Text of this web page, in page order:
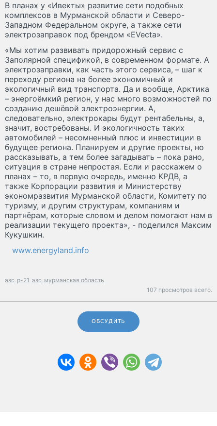
В планах у «Ивекты» развитие сети подобных
комплексов в Мурманской области и Северо-
Западном Федеральном округе, а также сети
электрозаправок под брендом «EVecta».
«Мы хотим развивать придорожный сервис с
Заполярной спецификой, в современном формате. А
электрозаправки, как часть этого сервиса, – шаг к
переходу региона на более экономичный и
экологичный вид транспорта. Да и вообще, Арктика
– энергоёмкий регион, у нас много возможностей по
созданию дешёвой электроэнергии. А,
следовательно, электрокары будут рентабельны, а,
значит, востребованы. И экологичность таких
автомобилей – несомненный плюс и инвестиции в
будущее региона. Планируем и другие проекты, но
рассказывать, а тем более загадывать – пока рано,
ситуация в стране непростая. Если и расскажем о
планах – то, в первую очередь, именно КРДВ, а
также Корпорации развития и Министерству
экономразвития Мурманской области, Комитету по
туризму, и другим структурам, компаниям и
партнёрам, которые словом и делом помогают нам в
реализации текущего проекта», - поделился Максим
Кукушкин.
www.energyland.info
азс р-21 эзс мурманская область
107 просмотров всего.
ОБСУДИТЬ